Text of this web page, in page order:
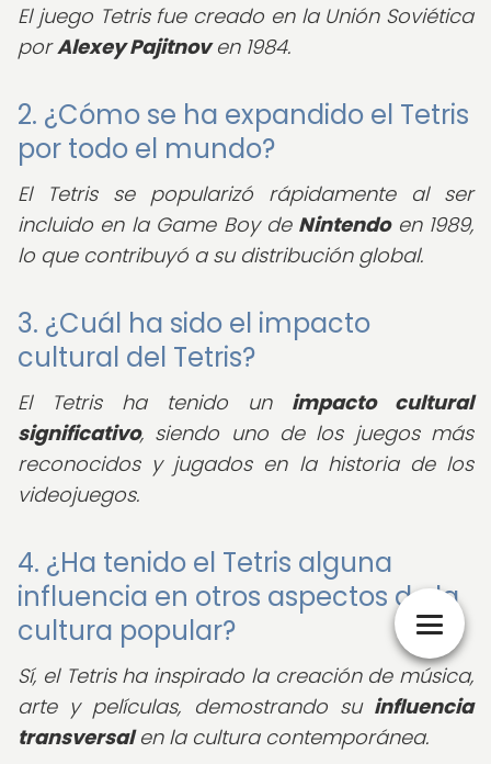
El juego Tetris fue creado en la Unión Soviética
porAlexey Pajitnoven 1984.
2. ¿Cómo se ha expandido el Tetris
por todo el mundo?
El Tetris se popularizó rápidamente al ser
incluido en la Game Boy de Nintendoen 1989,
lo que contribuyó a su distribución global.
3. ¿Cuál ha sido el impacto
cultural del Tetris?
El Tetris ha tenido un impacto cultural
significativo, siendo uno de los juegos más
reconocidos y jugados en la historia de los
videojuegos.
4. ¿Ha tenido el Tetris alguna
influencia en otros aspectos de la
cultura popular?
Sí, el Tetris ha inspirado la creación de música,
arte y películas, demostrando su influencia
transversalen la cultura contemporánea.